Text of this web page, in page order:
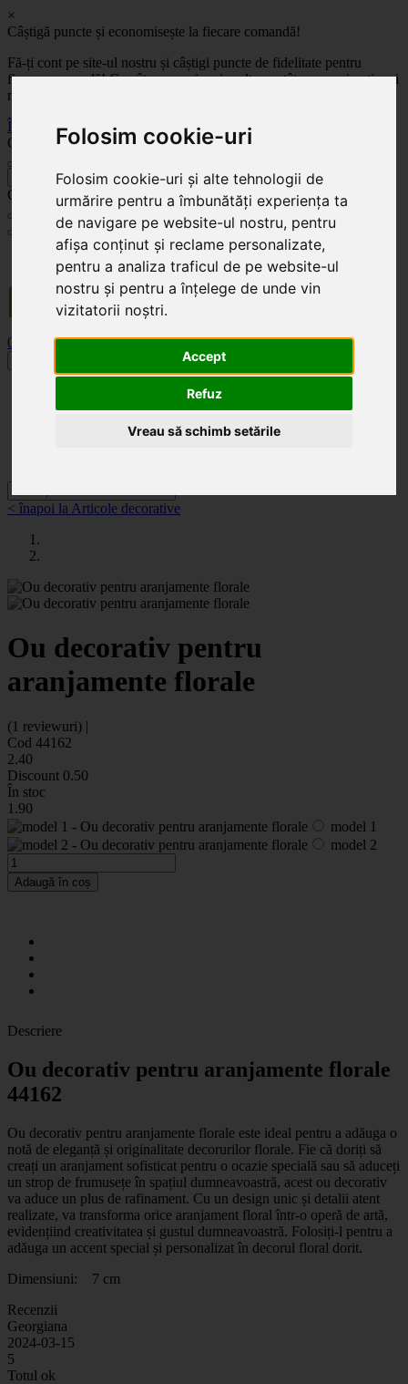
Folosim cookie-uri
Folosim cookie-uri și alte tehnologii de
urmărire pentru a îmbunătăți experiența ta
de navigare pe website-ul nostru, pentru
afișa conținut și reclame personalizate,
pentru a analiza traficul de pe website-ul
nostru și pentru a înțelege de unde vin
vizitatorii noștri.
Accept
Refuz
Vreau să schimb setările
×
Câștigă puncte și economisește la fiecare comandă!
Fă-ți cont pe site-ul nostru și câștigi puncte de fidelitate pentru
fiecare comandă! Cu cât comanzi mai mult, cu atât economisești mai
mult!
Înregistrează-te acum
Celoplast
Celoplast
Transportul este GRATUIT pentru comenzile mai mari de 350 Lei. Comanda minimă în
valoare de 100 Lei. Expediere în 1 - 2 zile lucrătoare.
0
Categorii
< înapoi la Articole decorative
Ou decorativ pentru
aranjamente florale
(1 reviewuri) |
Cod 44162
2.40
Discount 0.50
În stoc
1 .90
model 1
model 2
Adaugă în coș
Descriere
Ou decorativ pentru aranjamente florale
44162
Ou decorativ pentru aranjamente florale este ideal pentru a adăuga o
notă de eleganță și originalitate decorurilor florale. Fie că doriți să
creați un aranjament sofisticat pentru o ocazie specială sau să aduceți
un strop de frumusețe în spațiul dumneavoastră, acest ou decorativ
va aduce un plus de rafinament. Cu un design unic și detalii atent
realizate, va transforma orice aranjament floral într-o operă de artă,
evidențiind creativitatea și gustul dumneavoastră. Folosiți-l pentru a
adăuga un accent special și personalizat în decorul floral dorit.
Dimensiuni: 7 cm
Recenzii
Georgiana
2024-03-15
5
Totul ok